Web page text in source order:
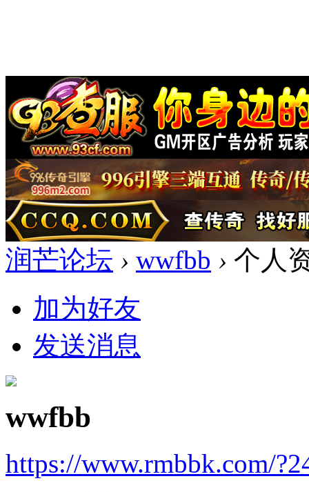
润芒论坛 › wwfbb › 个人
加为好友
发送消息
wwfbb
https://www.rmbbk.com/